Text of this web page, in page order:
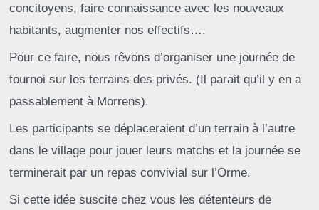
concitoyens, faire connaissance avec les nouveaux
habitants, augmenter nos effectifs….
Pour ce faire, nous rêvons d’organiser une journée de
tournoi sur les terrains des privés. (Il parait qu’il y en a
passablement à Morrens).
Les participants se déplaceraient d’un terrain à l’autre
dans le village pour jouer leurs matchs et la journée se
terminerait par un repas convivial sur l’Orme.
Si cette idée suscite chez vous les détenteurs de